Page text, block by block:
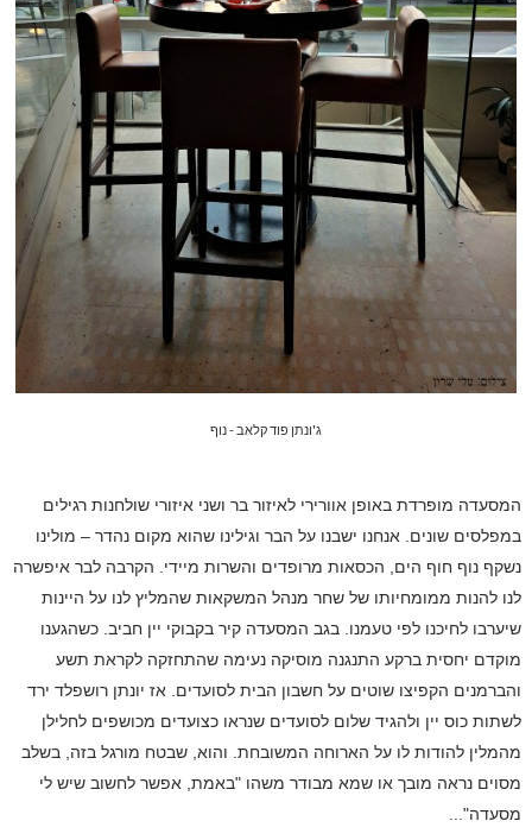
ג'ונתן פוד קלאב - נוף
המסעדה מופרדת באופן אוורירי לאיזור בר ושני איזורי שולחנות רגילים
במפלסים שונים. אנחנו ישבנו על הבר וגילינו שהוא מקום נהדר – מולינו
נשקף נוף חוף הים, הכסאות מרופדים והשרות מיידי. הקרבה לבר איפשרה
לנו להנות ממומחיותו של שחר מנהל המשקאות שהמליץ לנו על היינות
שיערבו לחיכנו לפי טעמנו. בגב המסעדה קיר בקבוקי יין חביב. כשהגענו
מוקדם יחסית ברקע התנגנה מוסיקה נעימה שהתחזקה לקראת תשע
והברמנים הקפיצו שוטים על חשבון הבית לסועדים. אז יונתן רושפלד ירד
לשתות כוס יין ולהגיד שלום לסועדים שנראו כצועדים מכושפים לחלילן
מהמלין להודות לו על הארוחה המשובחת. והוא, שבטח מורגל בזה, בשלב
מסוים נראה מובך או שמא מבודר משהו "באמת, אפשר לחשוב שיש לי
מסעדה"...